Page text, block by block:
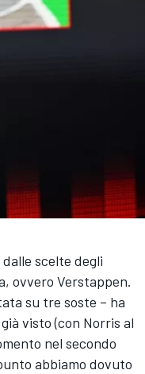
scelte degli
ovvero Verstappen.
su tre soste – ha
visto (con Norris al
nel secondo
abbiamo dovuto